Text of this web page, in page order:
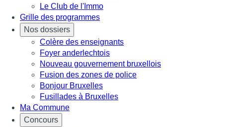
Le Club de l'Immo
Grille des programmes
Nos dossiers
Colère des enseignants
Foyer anderlechtois
Nouveau gouvernement bruxellois
Fusion des zones de police
Bonjour Bruxelles
Fusillades à Bruxelles
Ma Commune
Concours